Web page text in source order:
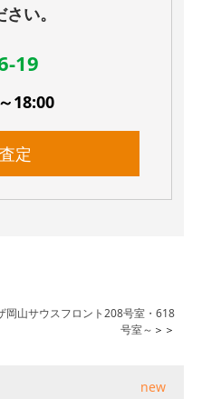
い。
19
18:00
定
岡山サウスフロント208号室・618
号室～ ＞＞
new